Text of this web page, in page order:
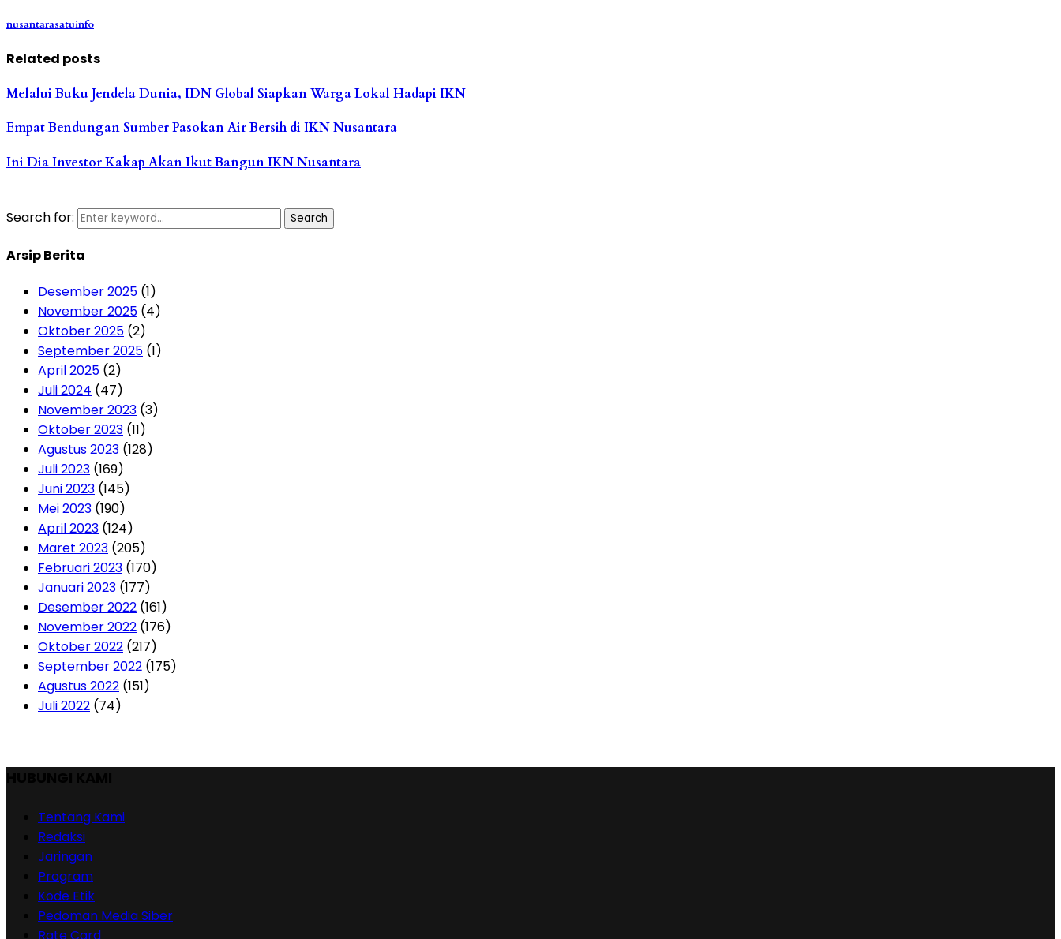
nusantarasatuinfo
Related posts
Melalui Buku Jendela Dunia, IDN Global Siapkan Warga Lokal Hadapi IKN
Empat Bendungan Sumber Pasokan Air Bersih di IKN Nusantara
Ini Dia Investor Kakap Akan Ikut Bangun IKN Nusantara
Search for: Search
Arsip Berita
Desember 2025 (1)
November 2025 (4)
Oktober 2025 (2)
September 2025 (1)
April 2025 (2)
Juli 2024 (47)
November 2023 (3)
Oktober 2023 (11)
Agustus 2023 (128)
Juli 2023 (169)
Juni 2023 (145)
Mei 2023 (190)
April 2023 (124)
Maret 2023 (205)
Februari 2023 (170)
Januari 2023 (177)
Desember 2022 (161)
November 2022 (176)
Oktober 2022 (217)
September 2022 (175)
Agustus 2022 (151)
Juli 2022 (74)
Tentang Kami
Redaksi
Jaringan
Program
Kode Etik
Pedoman Media Siber